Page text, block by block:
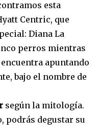
de
de la
de correo eletrónico
te preocupes,
correo basura a tu
nosotros.
esta
Centric, que
Diana La
perros mientras
apuntando
bajo el nombre de
según la mitología.
podrás degustar su